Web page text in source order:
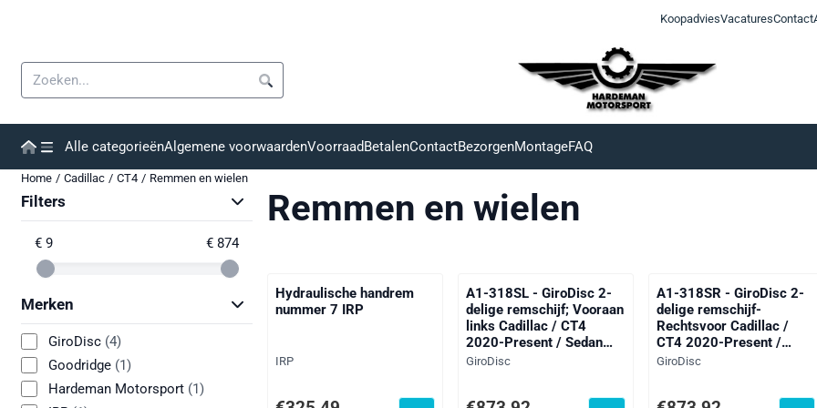
KoopadviesVacaturesContact
Zoeken
Alle categorieënAlgemene voorwaardenVoorraadBetalenContactBezorgenMontageFAQ
Home / Cadillac / CT4 / Remmen en wielen
Filters
€ 9 € 874
Merken
GiroDisc (4)
Goodridge (1)
Hardeman Motorsport (1)
Remmen en wielen
Hydraulische handrem
nummer 7 IRP
Merk:
IRP
Prijs: 325,49, exclusief btw: 269,00
A1-318SL - GiroDisc 2-
delige remschijf; Vooraan
links Cadillac / CT4
2020-Present / Sedan
2020-Present / CT4-V
Merk:
GiroDisc
Prijs: 873,92, exclusief btw: 722,25
A1-318SR - GiroDisc 2-
delige remschijf-
Rechtsvoor Cadillac /
CT4 2020-Present /
Sedan 2020-Present /
Merk:
GiroDisc
Prijs: 873,92, exclusief